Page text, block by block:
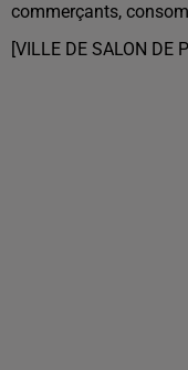
commerçants,
[VILLE DE SALON DE